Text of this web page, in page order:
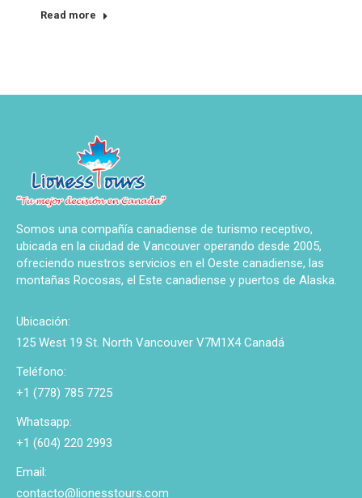
Read more
Somos una compañía canadiense de turismo receptivo,
ubicada en la ciudad de Vancouver operando desde 2005,
ofreciendo nuestros servicios en el Oeste canadiense, las
montañas Rocosas, el Este canadiense y puertos de Alaska.
Ubicación:
125 West 19 St. North Vancouver V7M1X4 Canadá
Teléfono:
+1 (778) 785 7725
Whatsapp:
+1 (604) 220 2993
Email:
contacto@lionesstours.com